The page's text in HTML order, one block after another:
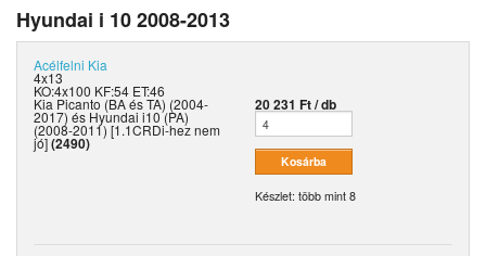
Hyundai i 10 2008-2013
Acélfelni Kia
4x13
KO:4x100 KF:54 ET:46
Kia Picanto (BA és TA) (2004-
2017) és Hyundai i10 (PA)
(2008-2011) [1.1CRDi-hez nem
jó](2490)
20 231 Ft / db
Készlet: több mint 8